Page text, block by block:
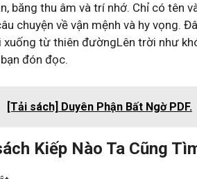
băng thu âm và trí nhớ. Chỉ có
chuyện về vận mệnh và hy vọng.
xuống từ thiên đườngLên trời như
đón đọc.
[Tải sách] Duyên Phận Bất Ngờ PDF.
Kiếp Nào Ta Cũng